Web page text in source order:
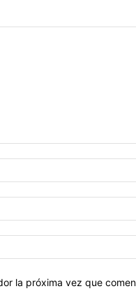
la próxima vez que